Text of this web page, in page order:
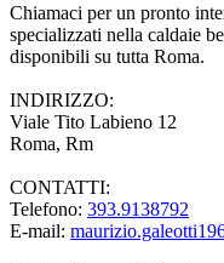
Chiamaci per un pronto
specializzati nella caldaie
disponibili su tutta Roma.
INDIRIZZO:
Viale Tito Labieno 12
Roma, Rm
CONTATTI:
Telefono: 393.9138792
E-mail: